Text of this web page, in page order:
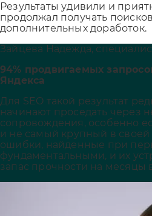
Результаты удивили и
продолжал получать
дополнительных доработок.
Зайцева Надежда,
94% продвигаемых
Яндекса
Для SEO такой результат
начинают проседать через
сопровождения, особенно
и не самый крупный в своей
ошибки, найденные при
фундаментальными, и их
запас прочности на месяцы